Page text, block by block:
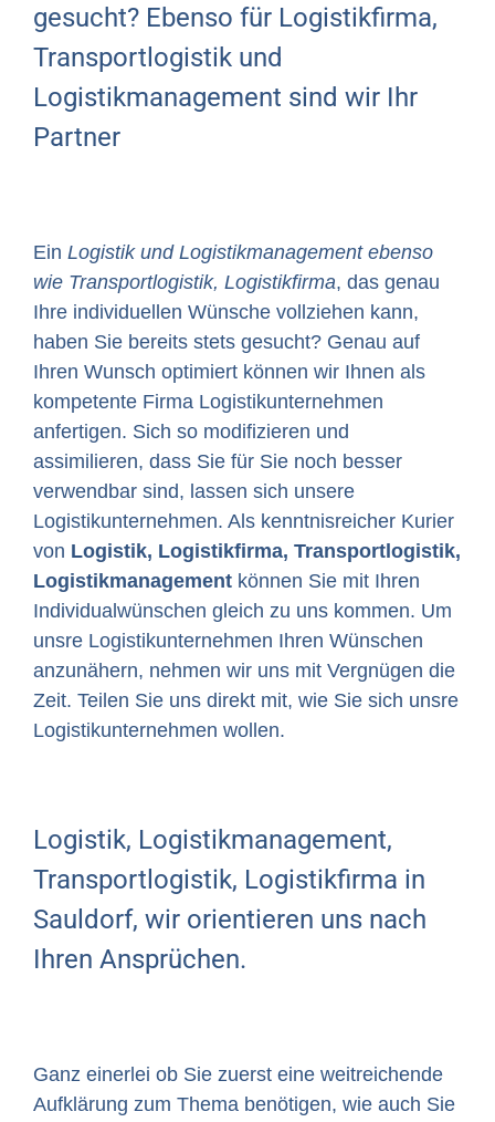
gesucht? Ebenso für Logistikfirma,
Transportlogistik und
Logistikmanagement sind wir Ihr
Partner
Ein Logistik und Logistikmanagement ebenso
wie Transportlogistik, Logistikfirma, das genau
Ihre individuellen Wünsche vollziehen kann,
haben Sie bereits stets gesucht? Genau auf
Ihren Wunsch optimiert können wir Ihnen als
kompetente Firma Logistikunternehmen
anfertigen. Sich so modifizieren und
assimilieren, dass Sie für Sie noch besser
verwendbar sind, lassen sich unsere
Logistikunternehmen. Als kenntnisreicher Kurier
von Logistik, Logistikfirma, Transportlogistik,
Logistikmanagement können Sie mit Ihren
Individualwünschen gleich zu uns kommen. Um
unsre Logistikunternehmen Ihren Wünschen
anzunähern, nehmen wir uns mit Vergnügen die
Zeit. Teilen Sie uns direkt mit, wie Sie sich unsre
Logistikunternehmen wollen.
Logistik, Logistikmanagement,
Transportlogistik, Logistikfirma in
Sauldorf, wir orientieren uns nach
Ihren Ansprüchen.
Ganz einerlei ob Sie zuerst eine weitreichende
Aufklärung zum Thema benötigen, wie auch Sie